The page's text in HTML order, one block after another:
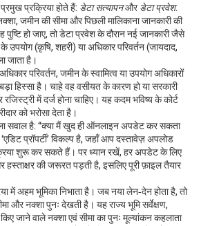
प्रक्रिया होते हैं: डेटा सत्यापनऔरडेटा प्रवेश.
जमीन की सीमा और पिछली मालिकाना जानकारी की
पुष्टि हो जाए, तो डेटा प्रवेश के दौरान नई जानकारी जैसे
उपयोग (कृषि, शहरी) या अधिकार परिवर्तन (जायदाद,
जाता है।
अधिकार परिवर्तन, जमीन के स्वामित्व या उपयोग अधिकारों
हिस्सा है। चाहे वह वसीयत के कारण हो या सरकारी
में दर्ज होना चाहिए। यह कदम भविष्य के कोर्ट
को भरोसा देता है।
सवाल है: “क्या मैं खुद ही ऑनलाइन अपडेट कर सकता
प्रॉपर्टी’ विकल्प है, जहाँ आप दस्तावेज़ अपलोड
शुरू कर सकते हैं। पर ध्यान रखें, हर अपडेट के लिए
की जरूरत पड़ती है, इसलिए पूरी फ़ाइल तैयार
में अहम भूमिका निभाता है। जब नया लेन‑देन होता है, तो
और नक्शा पुनः देखती है। यहराज्य भूमि सर्वेक्षण,
किए जाने वाले नक्शा एवं सीमा का पुनः मूल्यांकनकहलाता